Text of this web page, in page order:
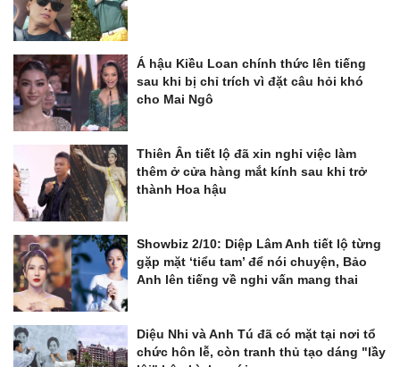
Á hậu Kiều Loan chính thức lên tiếng
sau khi bị chỉ trích vì đặt câu hỏi khó
cho Mai Ngô
Thiên Ân tiết lộ đã xin nghỉ việc làm
thêm ở cửa hàng mắt kính sau khi trở
thành Hoa hậu
Showbiz 2/10: Diệp Lâm Anh tiết lộ từng
gặp mặt ‘tiểu tam’ để nói chuyện, Bảo
Anh lên tiếng về nghi vấn mang thai
Diệu Nhi và Anh Tú đã có mặt tại nơi tổ
chức hôn lễ, còn tranh thủ tạo dáng "lầy